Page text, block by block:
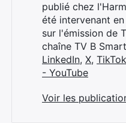
publié chez
été intervenant
sur l'émission de
chaîne TV B
LinkedIn, X, TikTok
- YouTube
Voir les